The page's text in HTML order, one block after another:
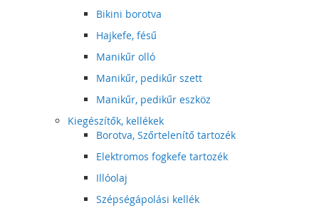
Bikini borotva
Hajkefe, fésű
Manikűr olló
Manikűr, pedikűr szett
Manikűr, pedikűr eszköz
Kiegészítők, kellékek
Borotva, Szőrtelenítő tartozék
Elektromos fogkefe tartozék
Illóolaj
Szépségápolási kellék